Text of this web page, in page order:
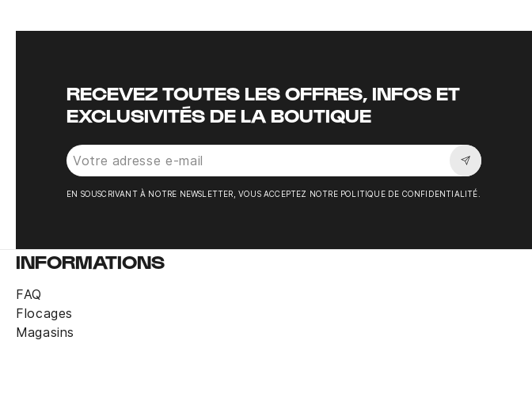
RECEVEZ TOUTES LES OFFRES, INFOS ET
EXCLUSIVITÉS DE LA BOUTIQUE
Souscrire
EN SOUSCRIVANT À NOTRE NEWSLETTER, VOUS ACCEPTEZ NOTRE POLITIQUE DE CONFIDENTIALITÉ.
INFORMATIONS
FAQ
Flocages
Magasins